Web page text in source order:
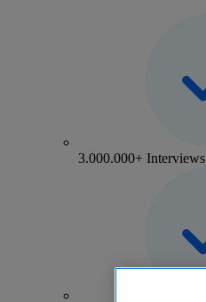
3.000.000+ Interviews